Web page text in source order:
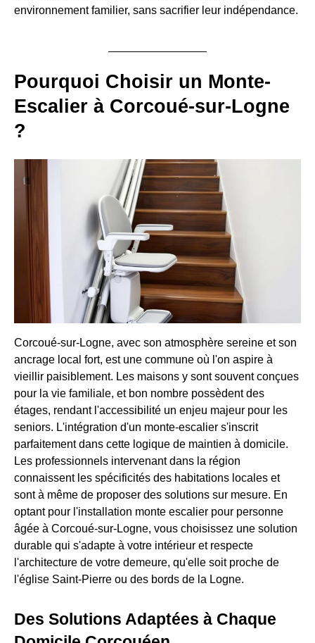
environnement familier, sans sacrifier leur indépendance.
Pourquoi Choisir un Monte-
Escalier à Corcoué-sur-Logne
?
Corcoué-sur-Logne, avec son atmosphère sereine et son
ancrage local fort, est une commune où l'on aspire à
vieillir paisiblement. Les maisons y sont souvent conçues
pour la vie familiale, et bon nombre possèdent des
étages, rendant l'accessibilité un enjeu majeur pour les
seniors. L'intégration d'un monte-escalier s'inscrit
parfaitement dans cette logique de maintien à domicile.
Les professionnels intervenant dans la région
connaissent les spécificités des habitations locales et
sont à même de proposer des solutions sur mesure. En
optant pour l'installation monte escalier pour personne
âgée à Corcoué-sur-Logne, vous choisissez une solution
durable qui s'adapte à votre intérieur et respecte
l'architecture de votre demeure, qu'elle soit proche de
l'église Saint-Pierre ou des bords de la Logne.
Des Solutions Adaptées à Chaque